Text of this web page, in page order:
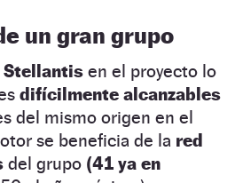
un gran grupo
Stellantis en el proyecto lo
difícilmente alcanzables
del mismo origen en el
se beneficia de la red
del grupo (41 ya en